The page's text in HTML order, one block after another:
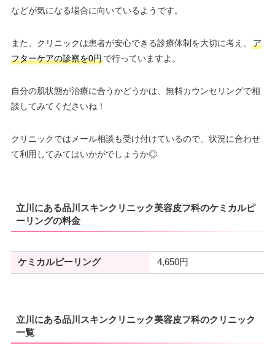
などが気になる場合に向いているようです。
また、クリニックは患者が安心できる診療体制を大切に考え、
ア
フターケアの診察を0円で行っていますよ。
自分の肌状態が治療に合うかどうかは、無料カウンセリングで相
談してみてくださいね！
クリニックではメール相談も受け付けているので、状況に合わせ
て利用してみてはいかがでしょうか◎
立川にある品川スキンクリニック美容皮フ科のケミカルピ
ーリングの料金
ケミカルピーリング 4,650円
立川にある品川スキンクリニック美容皮フ科のクリニック
一覧